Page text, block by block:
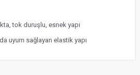
tok duruşlu, esnek yapı
uyum sağlayan elastik yapı